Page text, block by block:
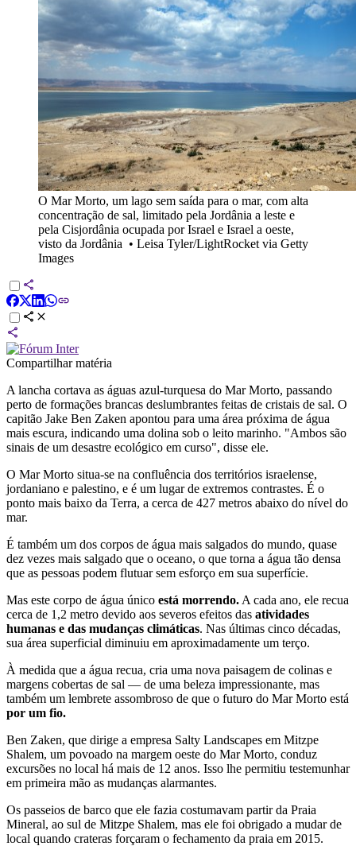
O Mar Morto, um lago sem saída para o mar, com alta
concentração de sal, limitado pela Jordânia a leste e
pela Cisjordânia ocupada por Israel e Israel a oeste,
visto da Jordânia • Leisa Tyler/LightRocket via Getty
Images
Compartilhar matéria
A lancha cortava as águas azul-turquesa do Mar Morto, passando
perto de formações brancas deslumbrantes feitas de cristais de sal. O
capitão Jake Ben Zaken apontou para uma área próxima de água
mais escura, indicando uma dolina sob o leito marinho. "Ambos são
sinais de um desastre ecológico em curso", disse ele.
O Mar Morto situa-se na confluência dos territórios israelense,
jordaniano e palestino, e é um lugar de extremos contrastes. É o
ponto mais baixo da Terra, a cerca de 427 metros abaixo do nível do
mar.
É também um dos corpos de água mais salgados do mundo, quase
dez vezes mais salgado que o oceano, o que torna a água tão densa
que as pessoas podem flutuar sem esforço em sua superfície.
Mas este corpo de água único está morrendo. A cada ano, ele recua
cerca de 1,2 metro devido aos severos efeitos das atividades
humanas e das mudanças climáticas. Nas últimas cinco décadas,
sua área superficial diminuiu em aproximadamente um terço.
À medida que a água recua, cria uma nova paisagem de colinas e
margens cobertas de sal — de uma beleza impressionante, mas
também um lembrete assombroso de que o futuro do Mar Morto está
por um fio.
Ben Zaken, que dirige a empresa Salty Landscapes em Mitzpe
Shalem, um povoado na margem oeste do Mar Morto, conduz
excursões no local há mais de 12 anos. Isso lhe permitiu testemunhar
em primeira mão as mudanças alarmantes.
Os passeios de barco que ele fazia costumavam partir da Praia
Mineral, ao sul de Mitzpe Shalem, mas ele foi obrigado a mudar de
local quando crateras forçaram o fechamento da praia em 2015.